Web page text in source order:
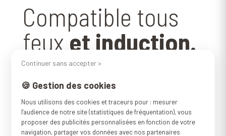
Compatible tous
feux et induction.
épaisseur de 11mmpermet des cuissons
homogènes quelque soit le mode de
cuisson : gaz, électrique…
Cettesauteuse en inoxest
Continuer sans accepter >
🍪 Gestion des cookies
Nous utilisons des cookies et traceurs pour : mesurer
l'audience de notre site (statistiques de fréquentation), vous
proposer des publicités personnalisées en fonction de votre
navigation, partager vos données avec nos partenaires